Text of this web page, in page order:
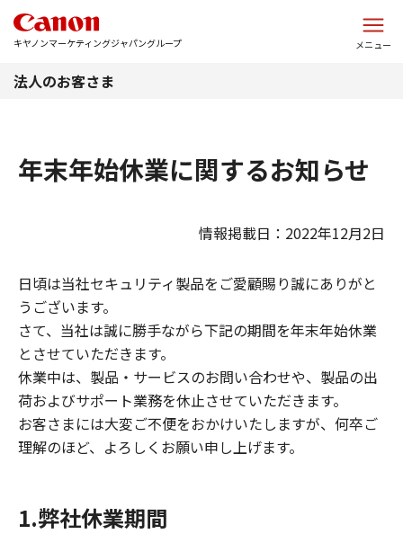
キヤノンマーケティングジャパングループ メニュー
法人のお客さま
年末年始休業に関するお知らせ
情報掲載日：2022年12月2日
日頃は当社セキュリティ製品をご愛顧賜り誠にありがと
うございます。
さて、当社は誠に勝手ながら下記の期間を年末年始休業
とさせていただきます。
休業中は、製品・サービスのお問い合わせや、製品の出
荷およびサポート業務を休止させていただきます。
お客さまには大変ご不便をおかけいたしますが、何卒ご
理解のほど、よろしくお願い申し上げます。
1.弊社休業期間